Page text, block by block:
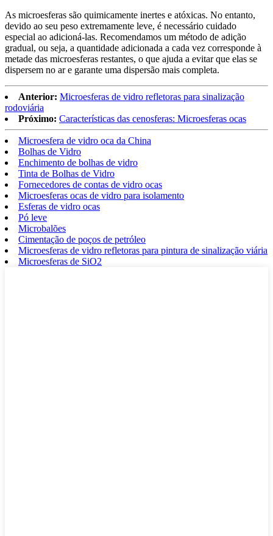
As microesferas são quimicamente inertes e atóxicas. No entanto,
devido ao seu peso extremamente leve, é necessário cuidado
especial ao adicioná-las. Recomendamos um método de adição
gradual, ou seja, a quantidade adicionada a cada vez corresponde à
metade das microesferas restantes, o que ajuda a evitar que elas se
dispersem no ar e garante uma dispersão mais completa.
Anterior: Microesferas de vidro refletoras para sinalização
rodoviária
Próximo: Características das cenosferas: Microesferas ocas
Microesfera de vidro oca da China
Bolhas de Vidro
Enchimento de bolhas de vidro
Tinta de Bolhas de Vidro
Fornecedores de contas de vidro ocas
Microesferas ocas de vidro para isolamento
Esferas de vidro ocas
Pó leve
Microbalões
Cimentação de poços de petróleo
Microesferas de vidro refletoras para pintura de sinalização viária
Microesferas de SiO2